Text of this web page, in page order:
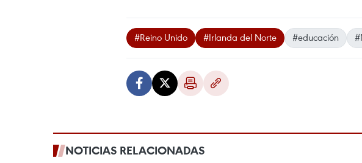
#Reino Unido #Irlanda del Norte #educación
NOTICIAS RELACIONADAS